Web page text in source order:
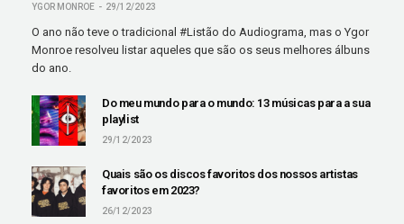
YGOR MONROE 29/12/2023
O ano não teve o tradicional #Listão do Audiograma, mas o Ygor
Monroe resolveu listar aqueles que são os seus melhores álbuns
do ano.
Do meu mundo para o mundo: 13 músicas para a sua
playlist
29/12/2023
Quais são os discos favoritos dos nossos artistas
favoritos em 2023?
26/12/2023